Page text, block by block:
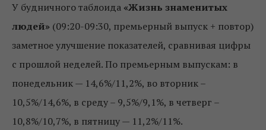
У будничного таблоида «Жизнь знаменитых
людей» (09:20-09:30, премьерный выпуск + повтор)
заметное улучшение показателей, сравнивая цифры
с прошлой неделей. По премьерным выпускам: в
понедельник — 14,6%/11,2%, во вторник –
10,5%/14,6%, в среду – 9,5%/9,1%, в четверг –
10,8%/10,7%, в пятницу — 11,2%/11%.